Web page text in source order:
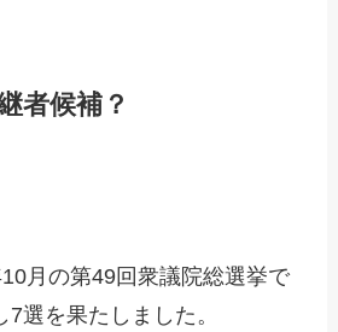
者候補？
月の第49回衆議院総選挙で
選を果たしました。